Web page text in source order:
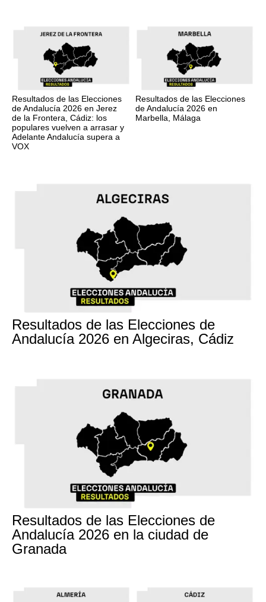
Resultados de las Elecciones
de Andalucía 2026 en Jerez
de la Frontera, Cádiz: los
populares vuelven a arrasar y
Adelante Andalucía supera a
VOX
Resultados de las Elecciones
de Andalucía 2026 en
Marbella, Málaga
Resultados de las Elecciones de
Andalucía 2026 en Algeciras, Cádiz
Resultados de las Elecciones de
Andalucía 2026 en la ciudad de
Granada